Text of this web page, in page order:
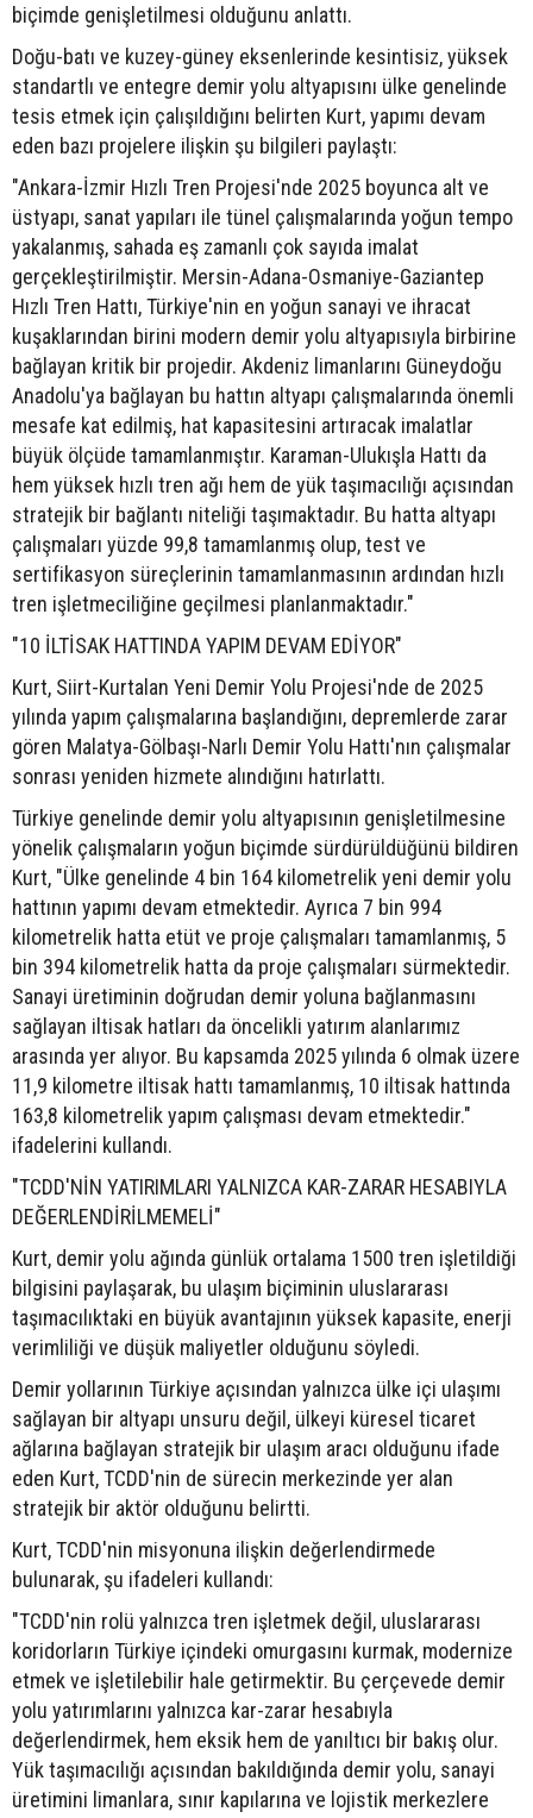
biçimde genişletilmesi olduğunu anlattı.
Doğu-batı ve kuzey-güney eksenlerinde kesintisiz, yüksek
standartlı ve entegre demir yolu altyapısını ülke genelinde
tesis etmek için çalışıldığını belirten Kurt, yapımı devam
eden bazı projelere ilişkin şu bilgileri paylaştı:
"Ankara-İzmir Hızlı Tren Projesi'nde 2025 boyunca alt ve
üstyapı, sanat yapıları ile tünel çalışmalarında yoğun tempo
yakalanmış, sahada eş zamanlı çok sayıda imalat
gerçekleştirilmiştir. Mersin-Adana-Osmaniye-Gaziantep
Hızlı Tren Hattı, Türkiye'nin en yoğun sanayi ve ihracat
kuşaklarından birini modern demir yolu altyapısıyla birbirine
bağlayan kritik bir projedir. Akdeniz limanlarını Güneydoğu
Anadolu'ya bağlayan bu hattın altyapı çalışmalarında önemli
mesafe kat edilmiş, hat kapasitesini artıracak imalatlar
büyük ölçüde tamamlanmıştır. Karaman-Ulukışla Hattı da
hem yüksek hızlı tren ağı hem de yük taşımacılığı açısından
stratejik bir bağlantı niteliği taşımaktadır. Bu hatta altyapı
çalışmaları yüzde 99,8 tamamlanmış olup, test ve
sertifikasyon süreçlerinin tamamlanmasının ardından hızlı
tren işletmeciliğine geçilmesi planlanmaktadır."
"10 İLTİSAK HATTINDA YAPIM DEVAM EDİYOR"
Kurt, Siirt-Kurtalan Yeni Demir Yolu Projesi'nde de 2025
yılında yapım çalışmalarına başlandığını, depremlerde zarar
gören Malatya-Gölbaşı-Narlı Demir Yolu Hattı'nın çalışmalar
sonrası yeniden hizmete alındığını hatırlattı.
Türkiye genelinde demir yolu altyapısının genişletilmesine
yönelik çalışmaların yoğun biçimde sürdürüldüğünü bildiren
Kurt, "Ülke genelinde 4 bin 164 kilometrelik yeni demir yolu
hattının yapımı devam etmektedir. Ayrıca 7 bin 994
kilometrelik hatta etüt ve proje çalışmaları tamamlanmış, 5
bin 394 kilometrelik hatta da proje çalışmaları sürmektedir.
Sanayi üretiminin doğrudan demir yoluna bağlanmasını
sağlayan iltisak hatları da öncelikli yatırım alanlarımız
arasında yer alıyor. Bu kapsamda 2025 yılında 6 olmak üzere
11,9 kilometre iltisak hattı tamamlanmış, 10 iltisak hattında
163,8 kilometrelik yapım çalışması devam etmektedir."
ifadelerini kullandı.
"TCDD'NİN YATIRIMLARI YALNIZCA KAR-ZARAR HESABIYLA
DEĞERLENDİRİLMEMELİ"
Kurt, demir yolu ağında günlük ortalama 1500 tren işletildiği
bilgisini paylaşarak, bu ulaşım biçiminin uluslararası
taşımacılıktaki en büyük avantajının yüksek kapasite, enerji
verimliliği ve düşük maliyetler olduğunu söyledi.
Demir yollarının Türkiye açısından yalnızca ülke içi ulaşımı
sağlayan bir altyapı unsuru değil, ülkeyi küresel ticaret
ağlarına bağlayan stratejik bir ulaşım aracı olduğunu ifade
eden Kurt, TCDD'nin de sürecin merkezinde yer alan
stratejik bir aktör olduğunu belirtti.
Kurt, TCDD'nin misyonuna ilişkin değerlendirmede
bulunarak, şu ifadeleri kullandı:
"TCDD'nin rolü yalnızca tren işletmek değil, uluslararası
koridorların Türkiye içindeki omurgasını kurmak, modernize
etmek ve işletilebilir hale getirmektir. Bu çerçevede demir
yolu yatırımlarını yalnızca kar-zarar hesabıyla
değerlendirmek, hem eksik hem de yanıltıcı bir bakış olur.
Yük taşımacılığı açısından bakıldığında demir yolu, sanayi
üretimini limanlara, sınır kapılarına ve lojistik merkezlere